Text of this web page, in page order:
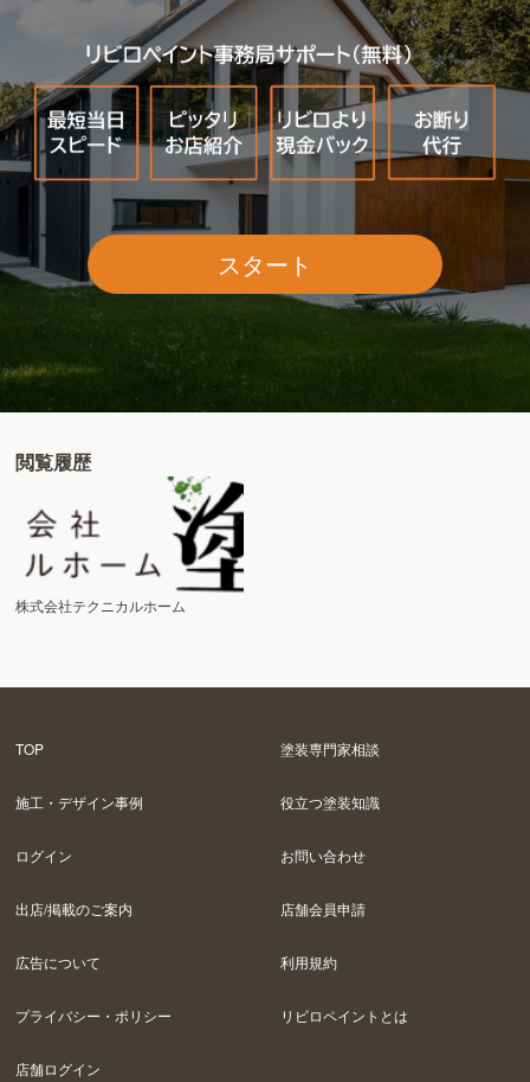
スタート
閲覧履歴
株式会社テクニカルホーム
TOP 塗装専門家相談
施工・デザイン事例 役立つ塗装知識
ログイン お問い合わせ
出店/掲載のご案内 店舗会員申請
広告について 利用規約
プライバシー・ポリシー リビロペイントとは
店舗ログイン